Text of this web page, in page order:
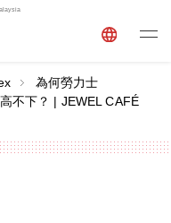
為何勞力士
不下？ | JEWEL CAFÉ